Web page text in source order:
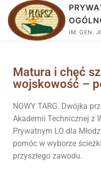
IM. GEN.
Matura i chęć
wojskowość –
NOWY TARG. Dwójka
Akademii Technicznej z
Prywatnym LO dla
pomóc w wyborze
przyszłego zawodu.